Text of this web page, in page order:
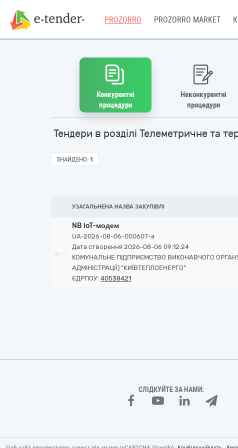
PROZORRO PROZORRO MARKET
Конкурентні
процедури
Неконкурентні
процедури
Тендери в розділі Телеметричне та
ЗНАЙДЕНО: 1
УЗАГАЛЬНЕНА НАЗВА ЗАКУПІВЛІ
NB ІoT-модем
UA-2026-08-06-000607-a
Дата створення 2026-08-06 09:12:24
КОМУНАЛЬНЕ ПІДПРИЄМСТВО ВИКОНАВЧОГО ОРГАНУ
АДМІНІСТРАЦІЇ) "КИЇВТЕПЛОЕНЕРГО"
ЄДРПОУ: 40538421
СЛІДКУЙТЕ ЗА НАМИ: